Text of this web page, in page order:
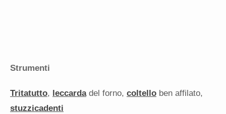
Strumenti
Tritatutto, leccardadel forno, coltello ben affilato,
stuzzicadenti